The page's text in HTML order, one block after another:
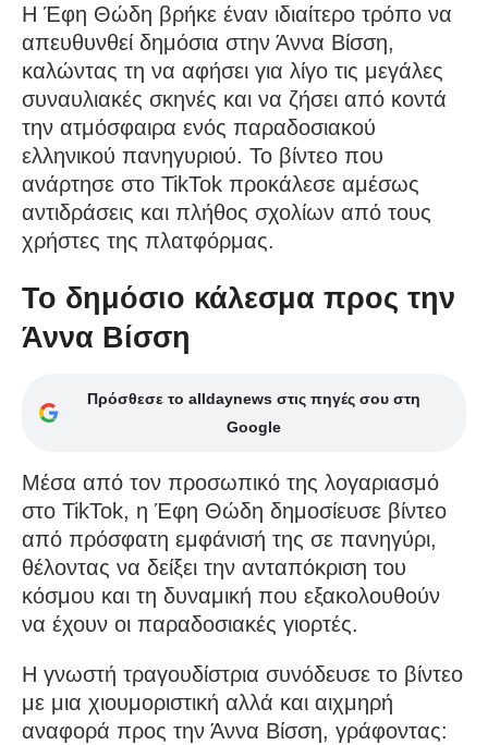
Η Έφη Θώδη βρήκε έναν ιδιαίτερο τρόπο να
απευθυνθεί δημόσια στην Άννα Βίσση,
καλώντας τη να αφήσει για λίγο τις μεγάλες
συναυλιακές σκηνές και να ζήσει από κοντά
την ατμόσφαιρα ενός παραδοσιακού
ελληνικού πανηγυριού. Το βίντεο που
ανάρτησε στο TikTok προκάλεσε αμέσως
αντιδράσεις και πλήθος σχολίων από τους
χρήστες της πλατφόρμας.
Το δημόσιο κάλεσμα προς την
Άννα Βίσση
Πρόσθεσε το alldaynews στις πηγές σου στη
Google
Μέσα από τον προσωπικό της λογαριασμό
στο TikTok, η Έφη Θώδη δημοσίευσε βίντεο
από πρόσφατη εμφάνισή της σε πανηγύρι,
θέλοντας να δείξει την ανταπόκριση του
κόσμου και τη δυναμική που εξακολουθούν
να έχουν οι παραδοσιακές γιορτές.
Η γνωστή τραγουδίστρια συνόδευσε το βίντεο
με μια χιουμοριστική αλλά και αιχμηρή
αναφορά προς την Άννα Βίσση, γράφοντας: